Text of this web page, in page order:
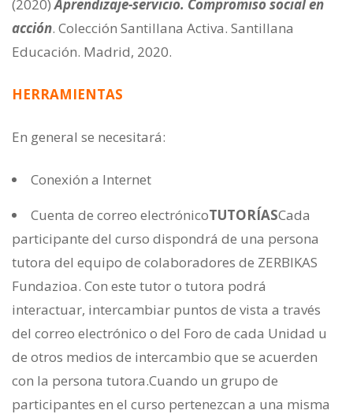
(2020)Aprendizaje-servicio. Compromiso social en
acción. Colección Santillana Activa. Santillana
Educación. Madrid, 2020.
HERRAMIENTAS
En general se necesitará:
Conexión a Internet
Cuenta de correo electrónicoTUTORÍASCada
participante del curso dispondrá de una persona
tutora del equipo de colaboradores de ZERBIKAS
Fundazioa. Con este tutor o tutora podrá
interactuar, intercambiar puntos de vista a través
del correo electrónico o del Foro de cada Unidad u
de otros medios de intercambio que se acuerden
con la persona tutora.Cuando un grupo de
participantes en el curso pertenezcan a una misma